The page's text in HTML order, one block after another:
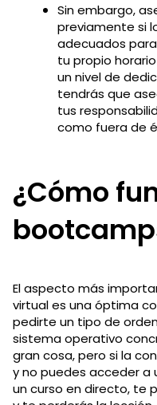
Sin embargo,
previamente si
adecuados
tu propio
un nivel de
tendrás que
tus
como fuera de
¿Cómo
El aspecto más
virtual es una óptima
pedirte un tipo de
sistema operativo
gran cosa, pero si la
y no puedes acceder a
un curso en directo, te